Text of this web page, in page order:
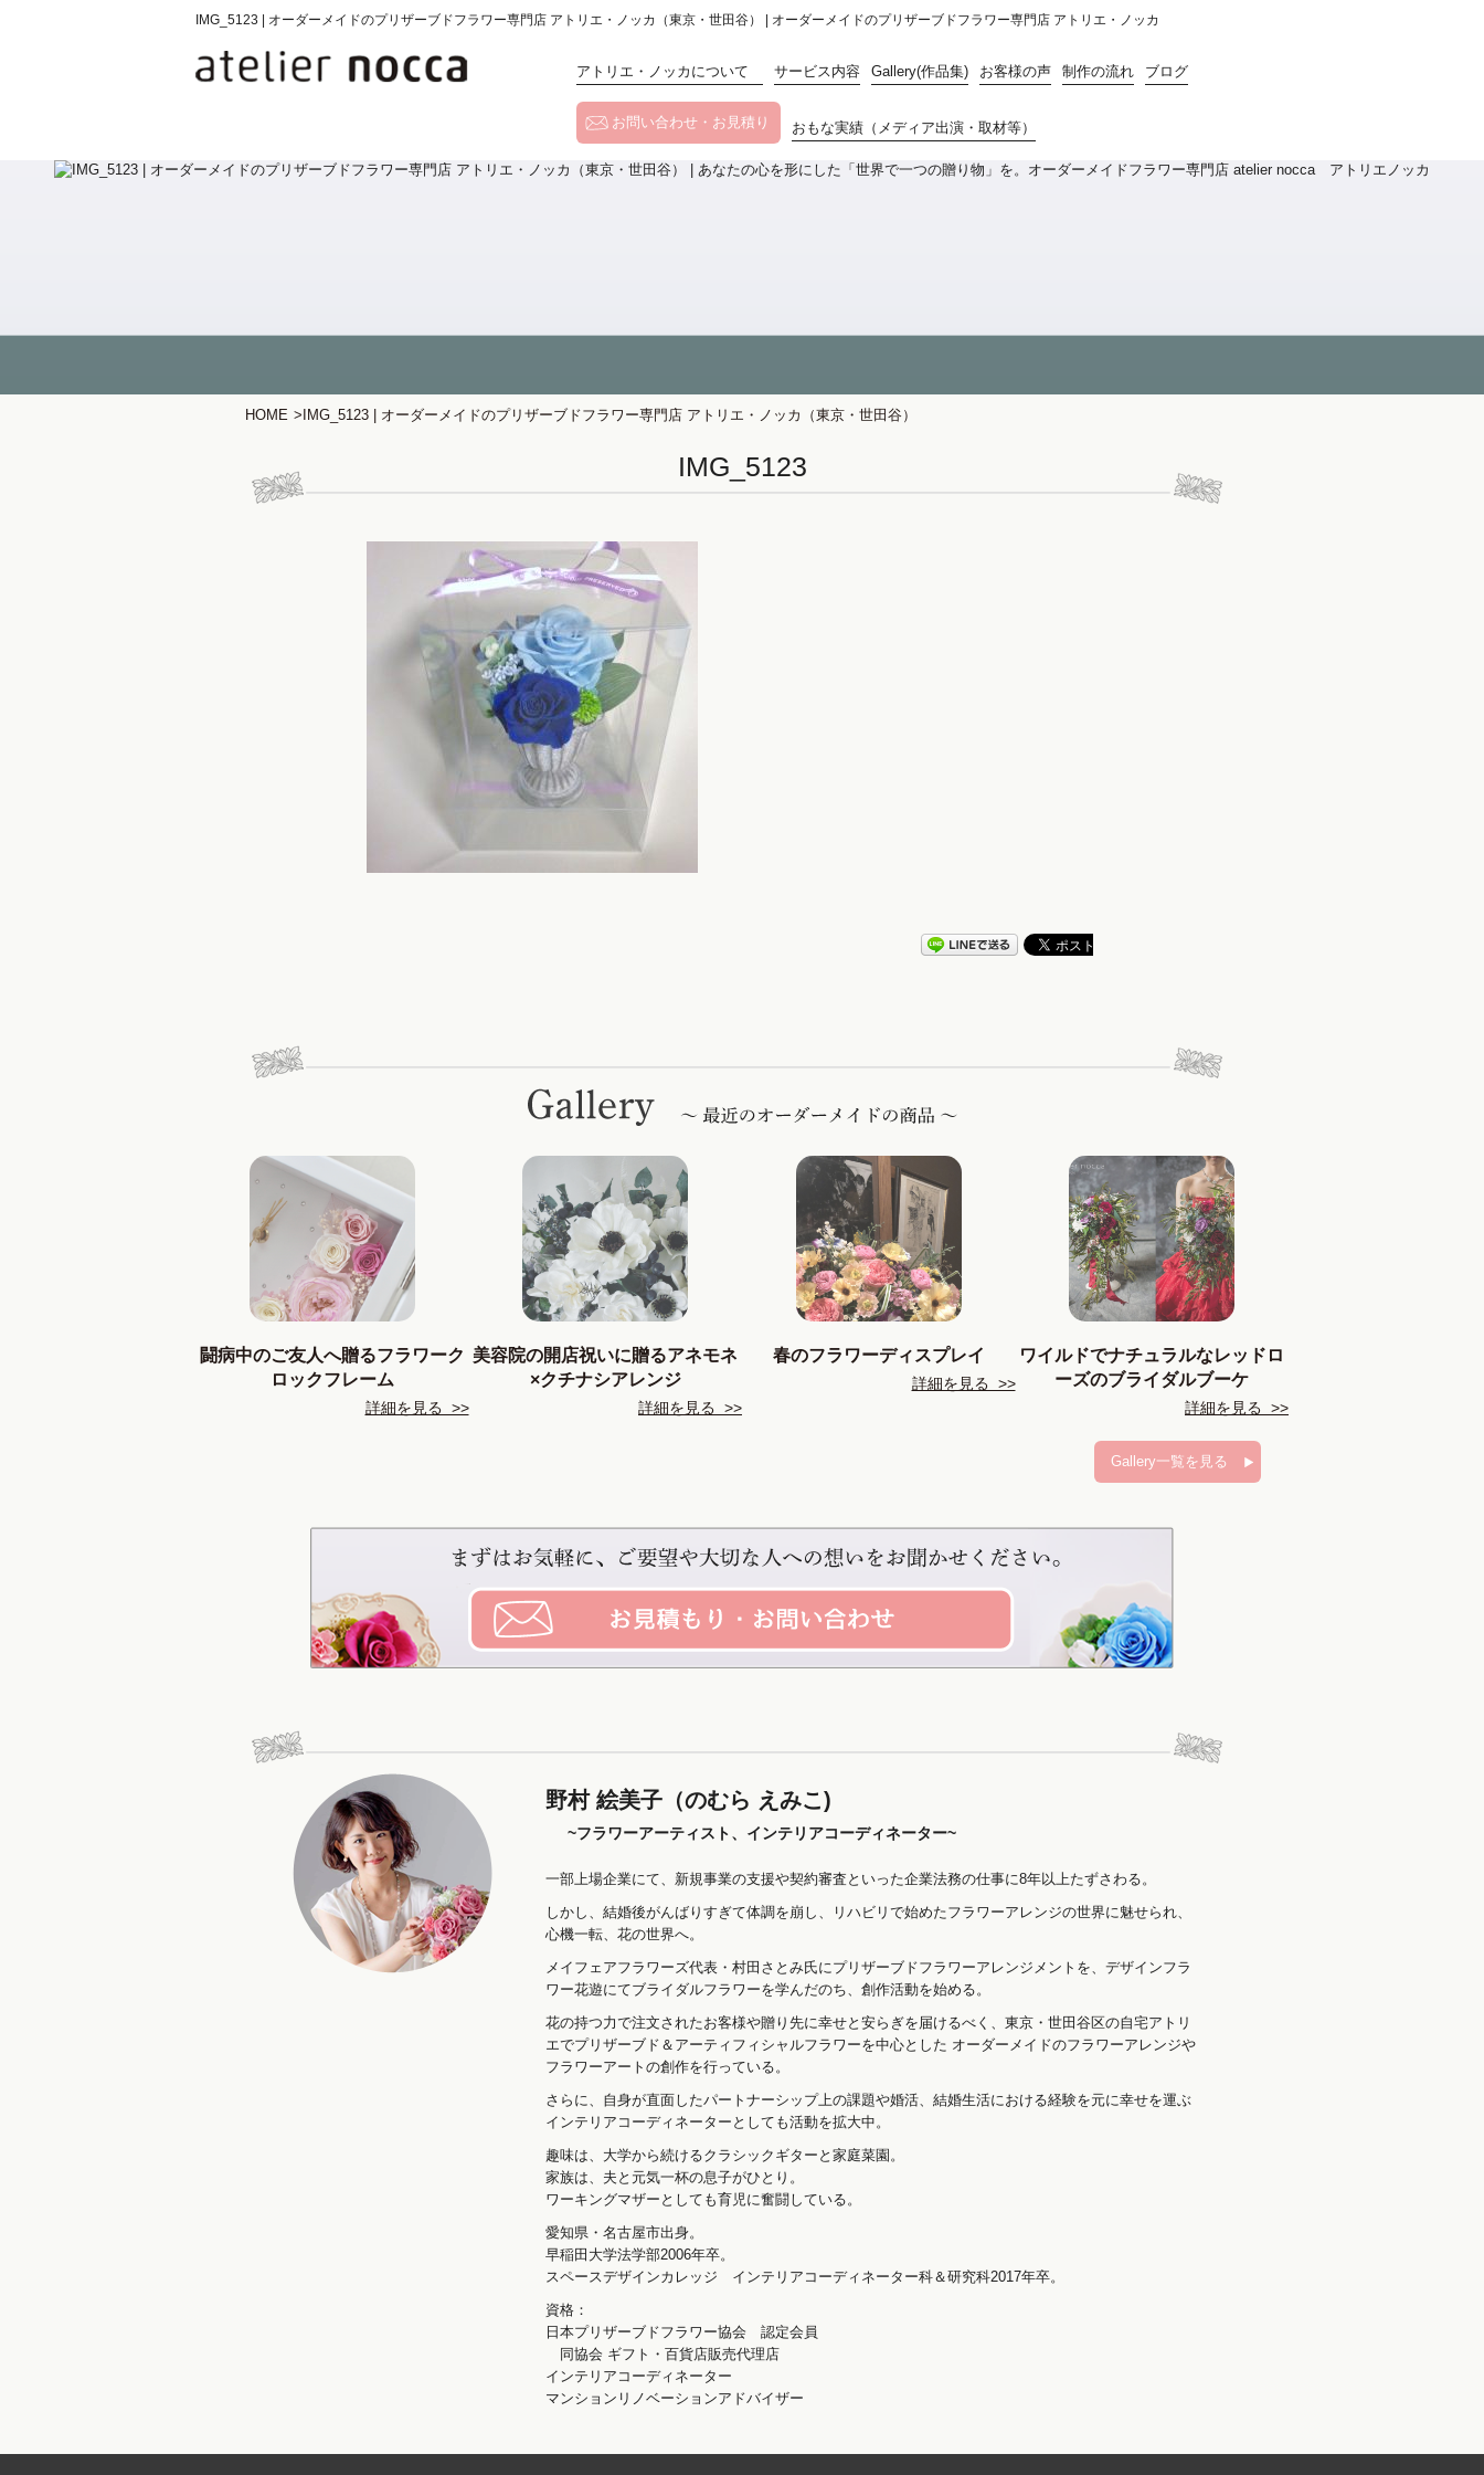
IMG_5123 | オーダーメイドのプリザーブドフラワー専門店 アトリエ・ノッカ（東京・世田谷） | オーダーメイドのプリザーブドフラワー専門店 アトリエ・ノッカ
アトリエ・ノッカについて サービス内容 Gallery(作品集) お客様の声 制作の流れ ブログ
お問い合わせ・お見積り おもな実績（メディア出演・取材等）
HOME > IMG_5123 | オーダーメイドのプリザーブドフラワー専門店 アトリエ・ノッカ（東京・世田谷）
IMG_5123
闘病中のご友人へ贈るフラワーク
ロックフレーム
詳細を見る >>
美容院の開店祝いに贈るアネモネ
×クチナシアレンジ
詳細を見る >>
春のフラワーディスプレイ
詳細を見る >>
ワイルドでナチュラルなレッドロ
ーズのブライダルブーケ
詳細を見る >>
Gallery一覧を見る
野村 絵美子（のむら えみこ)
~フラワーアーティスト、インテリアコーディネーター~
一部上場企業にて、新規事業の支援や契約審査といった企業法務の仕事に8年以上たずさわる。
しかし、結婚後がんばりすぎて体調を崩し、リハビリで始めたフラワーアレンジの世界に魅せられ、
心機一転、花の世界へ。
メイフェアフラワーズ代表・村田さとみ氏にプリザーブドフラワーアレンジメントを、デザインフラ
ワー花遊にてブライダルフラワーを学んだのち、創作活動を始める。
花の持つ力で注文されたお客様や贈り先に幸せと安らぎを届けるべく、東京・世田谷区の自宅アトリ
エでプリザーブド＆アーティフィシャルフラワーを中心とした オーダーメイドのフラワーアレンジや
フラワーアートの創作を行っている。
さらに、自身が直面したパートナーシップ上の課題や婚活、結婚生活における経験を元に幸せを運ぶ
インテリアコーディネーターとしても活動を拡大中。
趣味は、大学から続けるクラシックギターと家庭菜園。
家族は、夫と元気一杯の息子がひとり。
ワーキングマザーとしても育児に奮闘している。
愛知県・名古屋市出身。
早稲田大学法学部2006年卒。
スペースデザインカレッジ インテリアコーディネーター科＆研究科2017年卒。
資格：
日本プリザーブドフラワー協会 認定会員
同協会 ギフト・百貨店販売代理店
インテリアコーディネーター
マンションリノベーションアドバイザー